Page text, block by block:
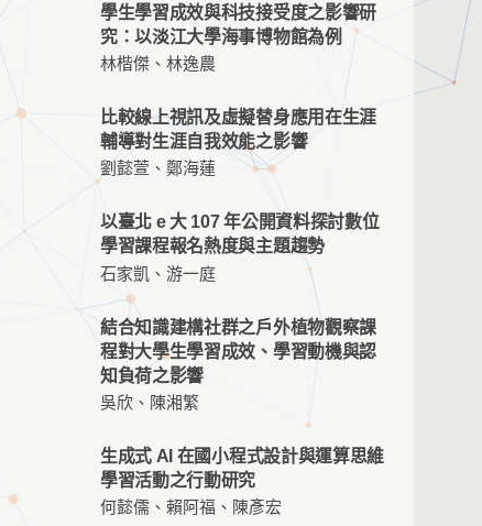
學生學習成效與科技接受度之影響研
究：以淡江大學海事博物館為例
林楷傑、林逸農
比較線上視訊及虛擬替身應用在生涯
輔導對生涯自我效能之影響
劉懿萱、鄭海蓮
以臺北 e 大 107 年公開資料探討數位
學習課程報名熱度與主題趨勢
石家凱、游一庭
結合知識建構社群之戶外植物觀察課
程對大學生學習成效、學習動機與認
知負荷之影響
吳欣、陳湘繁
生成式 AI 在國小程式設計與運算思維
學習活動之行動研究
何懿儒、賴阿福、陳彥宏